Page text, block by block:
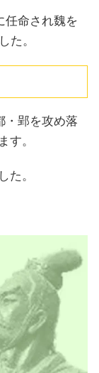
任命され魏を
た。
・郢を攻め落
す。
た。